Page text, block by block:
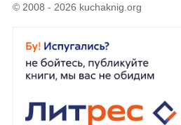
© 2008 - 2026 kuchaknig.org